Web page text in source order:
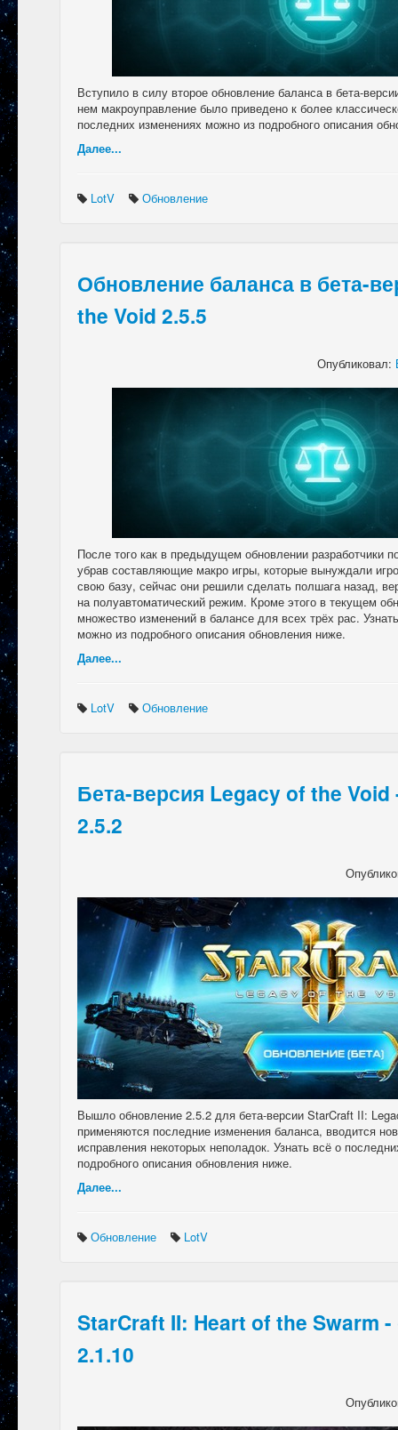
Вступило в силу второе обновление баланса в бета-
нем макроуправление было приведено к более
последних изменениях можно из подробного описания
Далее...
LotV Обновление
Обновление баланса в бета-
the Void 2.5.5
Опубликовал:
После того как в предыдущем обновлении разработчики
убрав составляющие макро игры, которые вынуждали
свою базу, сейчас они решили сделать полшага назад,
на полуавтоматический режим. Кроме этого в текущем
множество изменений в балансе для всех трёх рас.
можно из подробного описания обновления ниже.
Далее...
LotV Обновление
Бета-версия Legacy of the
2.5.2
Вышло обновление 2.5.2 для бета-версии StarCraft II:
применяются последние изменения баланса, вводится
исправления некоторых неполадок. Узнать всё о
подробного описания обновления ниже.
Далее...
Обновление LotV
StarCraft II: Heart of the Swarm
2.1.10